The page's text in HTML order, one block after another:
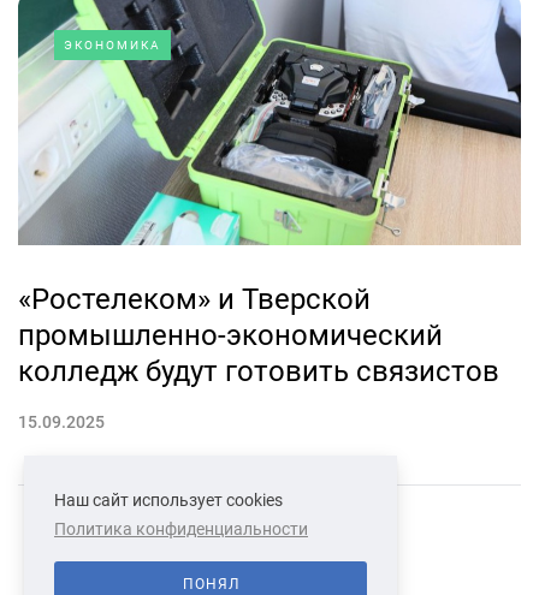
ЭКОНОМИКА
«Ростелеком» и Тверской
промышленно-экономический
колледж будут готовить связистов
15.09.2025
СВЯЗАТЬСЯ С НАМИ О НАС
Наш сайт использует cookies
Политика конфиденциальности
ПОНЯЛ